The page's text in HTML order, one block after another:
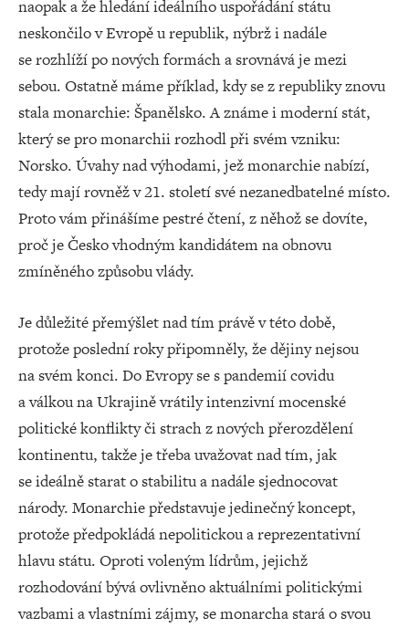
naopak a že hledání ideálního uspořádání státu
neskončilo v Evropě u republik, nýbrž i nadále
se rozhlíží po nových formách a srovnává je mezi
sebou. Ostatně máme příklad, kdy se z republiky znovu
stala monarchie: Španělsko. A známe i moderní stát,
který se pro monarchii rozhodl při svém vzniku:
Norsko. Úvahy nad výhodami, jež monarchie nabízí,
tedy mají rovněž v 21. století své nezanedbatelné místo.
Proto vám přinášíme pestré čtení, z něhož se dovíte,
proč je Česko vhodným kandidátem na obnovu
zmíněného způsobu vlády.
Je důležité přemýšlet nad tím právě v této době,
protože poslední roky připomněly, že dějiny nejsou
na svém konci. Do Evropy se s pandemií covidu
a válkou na Ukrajině vrátily intenzivní mocenské
politické konflikty či strach z nových přerozdělení
kontinentu, takže je třeba uvažovat nad tím, jak
se ideálně starat o stabilitu a nadále sjednocovat
národy. Monarchie představuje jedinečný koncept,
protože předpokládá nepolitickou a reprezentativní
hlavu státu. Oproti voleným lídrům, jejichž
rozhodování bývá ovlivněno aktuálními politickými
vazbami a vlastními zájmy, se monarcha stará o svou